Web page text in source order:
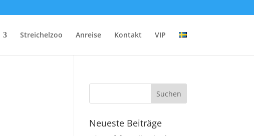
Streichelzoo Anreise Kontakt VIP
Neueste Beiträge